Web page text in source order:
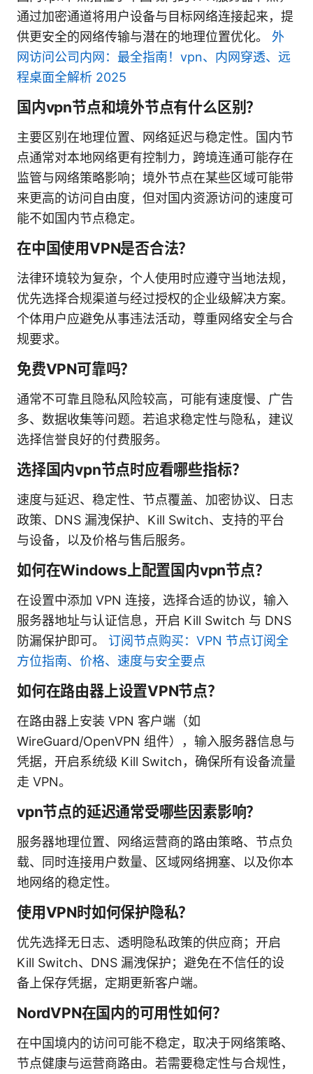
通过加密通道将用户设备与目标网络连接起来，提
供更安全的网络传输与潜在的地理位置优化。 外
网访问公司内网：最全指南！vpn、内网穿透、远
程桌面全解析 2025
国内vpn节点和境外节点有什么区别？
主要区别在地理位置、网络延迟与稳定性。国内节
点通常对本地网络更有控制力，跨境连通可能存在
监管与网络策略影响；境外节点在某些区域可能带
来更高的访问自由度，但对国内资源访问的速度可
能不如国内节点稳定。
在中国使用VPN是否合法？
法律环境较为复杂，个人使用时应遵守当地法规，
优先选择合规渠道与经过授权的企业级解决方案。
个体用户应避免从事违法活动，尊重网络安全与合
规要求。
免费VPN可靠吗？
通常不可靠且隐私风险较高，可能有速度慢、广告
多、数据收集等问题。若追求稳定性与隐私，建议
选择信誉良好的付费服务。
选择国内vpn节点时应看哪些指标？
速度与延迟、稳定性、节点覆盖、加密协议、日志
政策、DNS 漏洩保护、Kill Switch、支持的平台
与设备，以及价格与售后服务。
如何在Windows上配置国内vpn节点？
在设置中添加 VPN 连接，选择合适的协议，输入
服务器地址与认证信息，开启 Kill Switch 与 DNS
防漏保护即可。 订阅节点购买：VPN 节点订阅全
方位指南、价格、速度与安全要点
如何在路由器上设置VPN节点？
在路由器上安装 VPN 客户端（如
WireGuard/OpenVPN 组件），输入服务器信息与
凭据，开启系统级 Kill Switch，确保所有设备流量
走 VPN。
vpn节点的延迟通常受哪些因素影响？
服务器地理位置、网络运营商的路由策略、节点负
载、同时连接用户数量、区域网络拥塞、以及你本
地网络的稳定性。
使用VPN时如何保护隐私？
优先选择无日志、透明隐私政策的供应商；开启
Kill Switch、DNS 漏洩保护；避免在不信任的设
备上保存凭据，定期更新客户端。
NordVPN在国内的可用性如何？
在中国境内的访问可能不稳定，取决于网络策略、
节点健康与运营商路由。若需要稳定性与合规性，